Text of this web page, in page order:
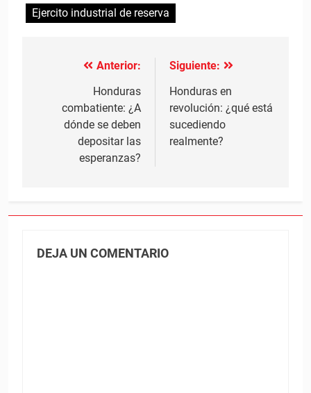
Ejercito industrial de reserva
Navegación
entradas
Anterior:
Honduras
combatiente: ¿A
dónde se deben
depositar las
esperanzas?
Siguiente:
Honduras en
revolución: ¿qué está
sucediendo
realmente?
DEJA UN COMENTARIO